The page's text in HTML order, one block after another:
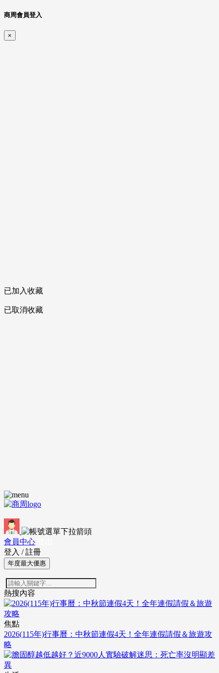
商周會員登入
×
已加入收藏
已取消收藏
會員中心
登入 / 註冊
年度最大優惠
熱搜內容
焦點
2026(115年)行事曆：中秋節連假4天！全年連假請假＆旅遊攻
略